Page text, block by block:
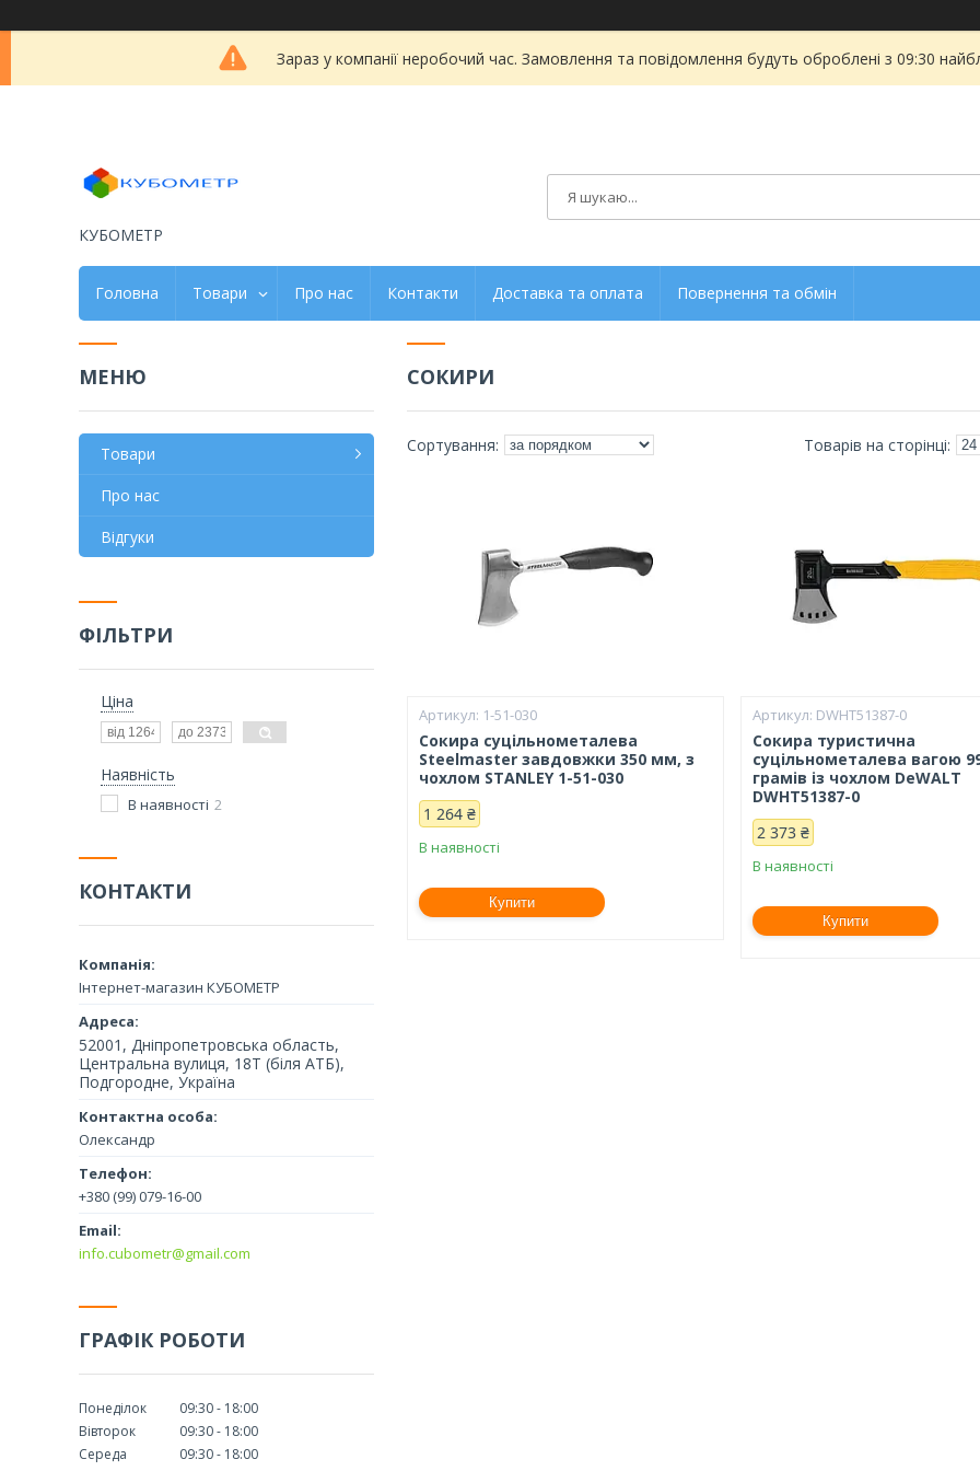
Зараз у компанії неробочий час. Замовлення та повідомлення будуть оброблені з 09:30
КУБОМЕТР
Головна Товари Про нас Контакти Доставка та оплата Повернення та обмін
СОКИРИ
1-51-030
Сокира суцільнометалева
Steelmaster завдовжки 350 мм, з
чохлом STANLEY 1-51-030
1 264 ₴
В наявності
Купити
DWHT51387-0
Сокира туристична
суцільнометалева вагою
грамів із чохлом DeWALT
DWHT51387-0
2 373 ₴
В наявності
Купити
Товари
Про нас
Відгуки
ФІЛЬТРИ
Ціна
Наявність
В наявності 2
КОНТАКТИ
Інтернет-магазин КУБОМЕТР
52001, Дніпропетровська область,
Центральна вулиця, 18Т (біля АТБ),
Подгородне, Україна
Олександр
+380 (99) 079-16-00
info.cubometr@gmail.com
ГРАФІК РОБОТИ
Понеділок 09:30
18:00
Вівторок
09:30
18:00
Середа
09:30
18:00